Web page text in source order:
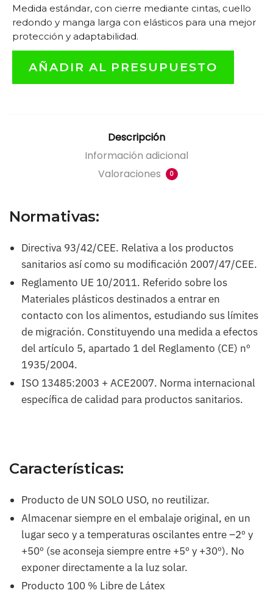
Medida estándar, con cierre mediante cintas, cuello
redondo y manga larga con elásticos para una mejor
protección y adaptabilidad.
AÑADIR AL PRESUPUESTO
Descripción
Información adicional
Valoraciones
0
Normativas:
Directiva 93/42/CEE. Relativa a los productos
sanitarios así como su modificación 2007/47/CEE.
Reglamento UE 10/2011. Referido sobre los
Materiales plásticos destinados a entrar en
contacto con los alimentos, estudiando sus límites
de migración. Constituyendo una medida a efectos
del artículo 5, apartado 1 del Reglamento (CE) nº
1935/2004.
ISO 13485:2003 + ACE2007. Norma internacional
específica de calidad para productos sanitarios.
Características:
Producto de UN SOLO USO, no reutilizar.
Almacenar siempre en el embalaje original, en un
lugar seco y a temperaturas oscilantes entre –2º y
+50º (se aconseja siempre entre +5º y +30º). No
exponer directamente a la luz solar.
Producto 100 % Libre de Látex